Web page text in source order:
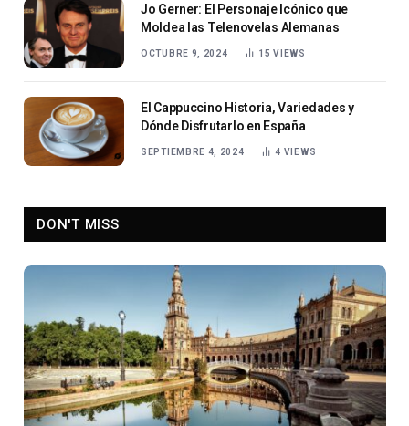
Jo Gerner: El Personaje Icónico que
Moldea las Telenovelas Alemanas
OCTUBRE 9, 2024 15VIEWS
El Cappuccino Historia, Variedades y
Dónde Disfrutarlo en España
SEPTIEMBRE 4, 2024 4 VIEWS
DON'T MISS